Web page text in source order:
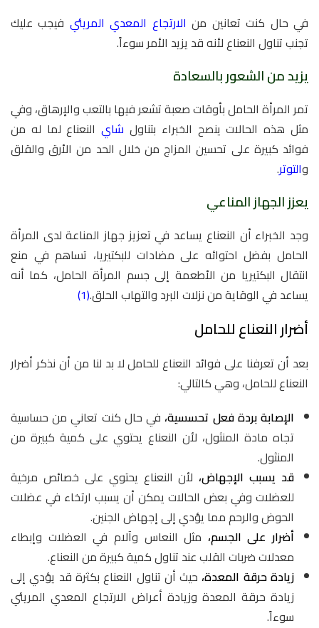
في حال كنت تعانين من الارتجاع المعدي المريئي فيجب عليك
تجنب تناول النعناع لأنه قد يزيد الأمر سوءاً.
يزيد من الشعور بالسعادة
تمر المرأة الحامل بأوقات صعبة تشعر فيها بالتعب والإرهاق، وفي
مثل هذه الحالات ينصح الخبراء بتناول شايالنعناع لما له من
فوائد كبيرة على تحسين المزاج من خلال الحد من الأرق والقلق
والتوتر.
يعزز الجهاز المناعي
وجد الخبراء أن النعناع يساعد في تعزيز جهاز المناعة لدى المرأة
الحامل بفضل احتوائه على مضادات للبكتيريا، تساهم في منع
انتقال البكتيريا من الأطعمة إلى جسم المرأة الحامل، كما أنه
يساعد في الوقاية من نزلات البرد والتهاب الحلق.(1)
أضرار النعناع للحامل
بعد أن تعرفنا على فوائد النعناع للحامل لا بد لنا من أن نذكر أضرار
النعناع للحامل، وهي كالتالي:
الإصابة بردة فعل تحسسية،في حال كنت تعاني من حساسية
تجاه مادة المنثول، لأن النعناع يحتوي على كمية كبيرة من
المنثول.
قد يسبب الإجهاض،لأن النعناع يحتوي على خصائص مرخية
للعضلات وفي بعض الحالات يمكن أن يسبب ارتخاء في عضلات
الحوض والرحم مما يؤدي إلى إجهاض الجنين.
أضرار على الجسم، مثل النعاس وآلام في العضلات وإبطاء
معدلات ضربات القلب عند تناول كمية كبيرة من النعناع.
زيادة حرقة المعدة،حيث أن تناول النعناع بكثرة قد يؤدي إلى
زيادة حرقة المعدة وزيادة أعراض الارتجاع المعدي المريئي
سوءاً.